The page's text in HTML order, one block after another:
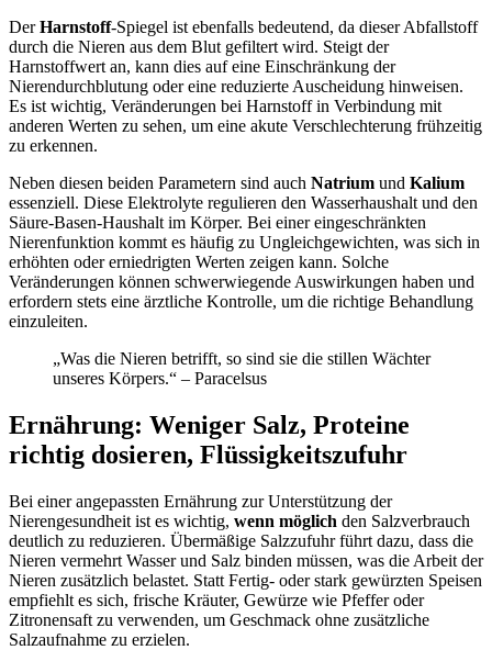
DerHarnstoff-Spiegel ist ebenfalls bedeutend, da dieser Abfallstoff
durch die Nieren aus dem Blut gefiltert wird. Steigt der
Harnstoffwert an, kann dies auf eine Einschränkung der
Nierendurchblutung oder eine reduzierte Auscheidung hinweisen.
Es ist wichtig, Veränderungen bei Harnstoff in Verbindung mit
anderen Werten zu sehen, um eine akute Verschlechterung frühzeitig
zu erkennen.
Neben diesen beiden Parametern sind auch Natrium und Kalium
essenziell. Diese Elektrolyte regulieren den Wasserhaushalt und den
Säure-Basen-Haushalt im Körper. Bei einer eingeschränkten
Nierenfunktion kommt es häufig zu Ungleichgewichten, was sich in
erhöhten oder erniedrigten Werten zeigen kann. Solche
Veränderungen können schwerwiegende Auswirkungen haben und
erfordern stets eine ärztliche Kontrolle, um die richtige Behandlung
einzuleiten.
„Was die Nieren betrifft, so sind sie die stillen Wächter
unseres Körpers.“ – Paracelsus
Ernährung: Weniger Salz, Proteine
richtig dosieren, Flüssigkeitszufuhr
Bei einer angepassten Ernährung zur Unterstützung der
Nierengesundheit ist es wichtig, wenn möglich den Salzverbrauch
deutlich zu reduzieren. Übermäßige Salzzufuhr führt dazu, dass die
Nieren vermehrt Wasser und Salz binden müssen, was die Arbeit der
Nieren zusätzlich belastet. Statt Fertig- oder stark gewürzten Speisen
empfiehlt es sich, frische Kräuter, Gewürze wie Pfeffer oder
Zitronensaft zu verwenden, um Geschmack ohne zusätzliche
Salzaufnahme zu erzielen.